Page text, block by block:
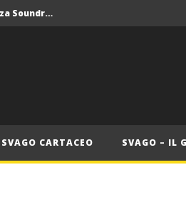
Crolla il monopolio Siae con alleanza Soundreef – LEA
Crolla il monopolio Siae con alleanza Soundreef – LEA
SVAGO CARTACEO SVAGO – IL